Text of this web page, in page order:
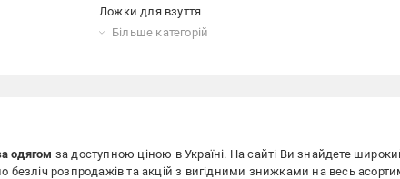
Ложки для взуття
Колодки для взуття
Шнурки для взуття
Щітки для взуття
Крем для взуття
Губки для взуття
Більше категорій
одягом за доступною ціною в Україні. На сайті Ви знайдете
розпродажів та акцій з вигідними знижками на весь